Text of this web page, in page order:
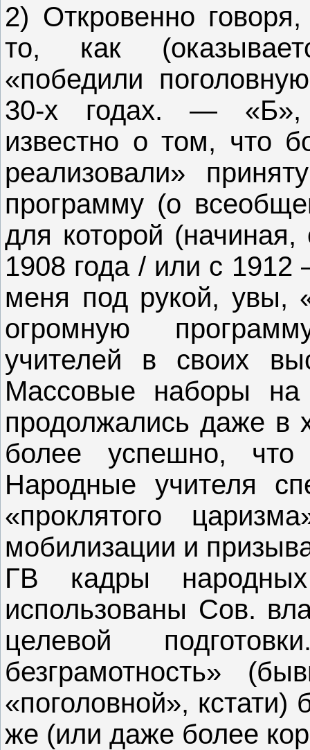
2) Откровенно
то, как
«победили
30-х годах. — «Б»,
известно о том, что
реализовали»
программу (о
для которой
1908 года / или с
меня под рукой, увы,
огромную
учителей в своих
Массовые наборы на
продолжались даже в
более успешно,
Народные учителя
«проклятого
мобилизации и
ГВ кадры
использованы Сов.
целевой
безграмотность»
«поголовной»,
же (или даже более